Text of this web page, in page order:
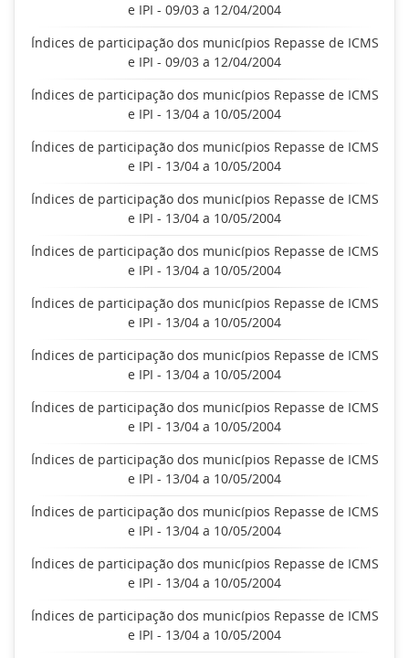
e IPI - 09/03 a 12/04/2004
Índices de participação dos municípios Repasse de ICMS
e IPI - 09/03 a 12/04/2004
Índices de participação dos municípios Repasse de ICMS
e IPI - 13/04 a 10/05/2004
Índices de participação dos municípios Repasse de ICMS
e IPI - 13/04 a 10/05/2004
Índices de participação dos municípios Repasse de ICMS
e IPI - 13/04 a 10/05/2004
Índices de participação dos municípios Repasse de ICMS
e IPI - 13/04 a 10/05/2004
Índices de participação dos municípios Repasse de ICMS
e IPI - 13/04 a 10/05/2004
Índices de participação dos municípios Repasse de ICMS
e IPI - 13/04 a 10/05/2004
Índices de participação dos municípios Repasse de ICMS
e IPI - 13/04 a 10/05/2004
Índices de participação dos municípios Repasse de ICMS
e IPI - 13/04 a 10/05/2004
Índices de participação dos municípios Repasse de ICMS
e IPI - 13/04 a 10/05/2004
Índices de participação dos municípios Repasse de ICMS
e IPI - 13/04 a 10/05/2004
Índices de participação dos municípios Repasse de ICMS
e IPI - 13/04 a 10/05/2004